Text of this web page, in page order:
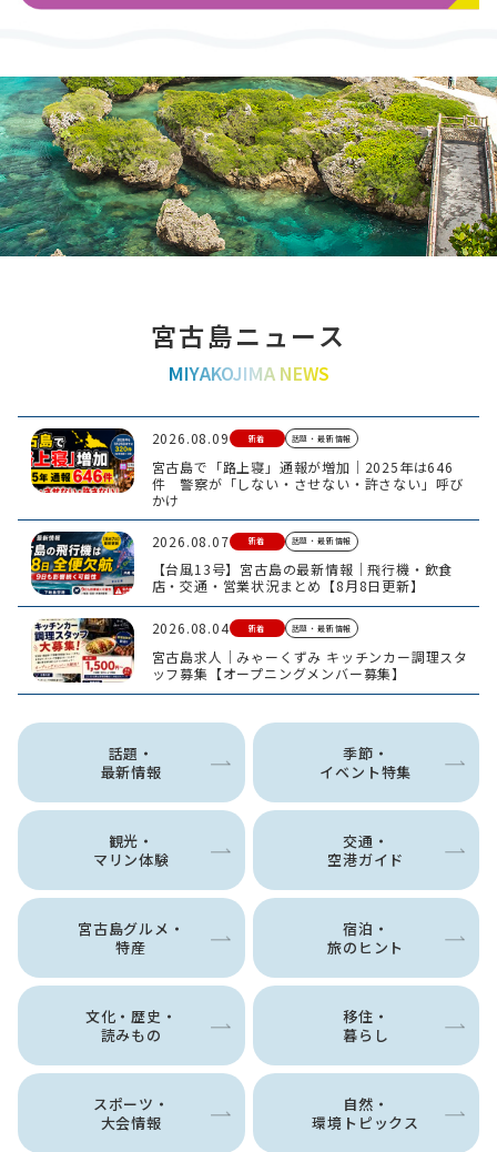
宮古島ニュース
MIYAKOJIMA NEWS
2026.08.09 新着 話題・最新情報
宮古島で「路上寝」通報が増加｜2025年は646
件 警察が「しない・させない・許さない」呼び
かけ
2026.08.07 新着 話題・最新情報
【台風13号】宮古島の最新情報｜飛行機・飲食
店・交通・営業状況まとめ【8月8日更新】
2026.08.04 新着 話題・最新情報
宮古島求人｜みゃーくずみ キッチンカー調理スタ
ッフ募集【オープニングメンバー募集】
話題・
最新情報
季節・
イベント特集
観光・
マリン体験
交通・
空港ガイド
宮古島グルメ・
特産
宿泊・
旅のヒント
文化・歴史・
読みもの
移住・
暮らし
スポーツ・
大会情報
自然・
環境トピックス